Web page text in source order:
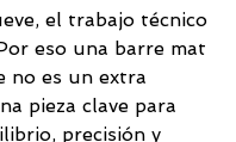
el trabajo técnico
eso una barre mat
no es un extra
pieza clave para
precisión y